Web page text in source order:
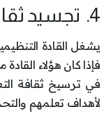
4. تجسيد ثقافة التعلم
يشغل القادة
فإذا كان هؤلاء
في ترسيخ ثقافة
لأهداف تعلمهم